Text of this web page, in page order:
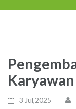
Karyawan
3 Jul,2025